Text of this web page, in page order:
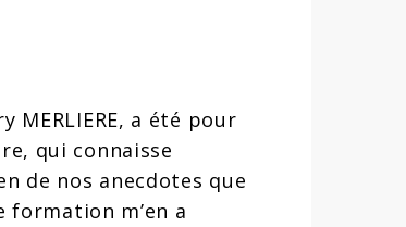
MERLIERE, a été pour
qui connaisse
de nos anecdotes que
formation m’en a